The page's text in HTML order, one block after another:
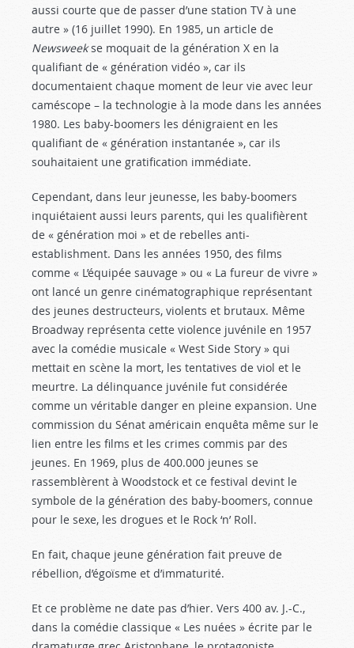
aussi courte que de passer d’une station TV à une
autre » (16 juillet 1990). En 1985, un article de
Newsweekse moquait de la génération X en la
qualifiant de « génération vidéo », car ils
documentaient chaque moment de leur vie avec leur
caméscope – la technologie à la mode dans les années
1980. Les baby-boomers les dénigraient en les
qualifiant de « génération instantanée », car ils
souhaitaient une gratification immédiate.
Cependant, dans leur jeunesse, les baby-boomers
inquiétaient aussi leurs parents, qui les qualifièrent
de « génération moi » et de rebelles anti-
establishment. Dans les années 1950, des films
comme « L’équipée sauvage » ou « La fureur de vivre »
ont lancé un genre cinématographique représentant
des jeunes destructeurs, violents et brutaux. Même
Broadway représenta cette violence juvénile en 1957
avec la comédie musicale « West Side Story » qui
mettait en scène la mort, les tentatives de viol et le
meurtre. La délinquance juvénile fut considérée
comme un véritable danger en pleine expansion. Une
commission du Sénat américain enquêta même sur le
lien entre les films et les crimes commis par des
jeunes. En 1969, plus de 400.000 jeunes se
rassemblèrent à Woodstock et ce festival devint le
symbole de la génération des baby-boomers, connue
pour le sexe, les drogues et le Rock ‘n’ Roll.
En fait, chaque jeune génération fait preuve de
rébellion, d’égoïsme et d’immaturité.
Et ce problème ne date pas d’hier. Vers 400 av. J.-C.,
dans la comédie classique « Les nuées » écrite par le